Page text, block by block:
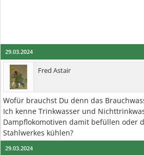
29.03.2024
Fred Astair
Wofür brauchst Du denn das
Ich kenne Trinkwasser und
Dampflokomotiven damit befüllen oder
Stahlwerkes kühlen?
29.03.2024